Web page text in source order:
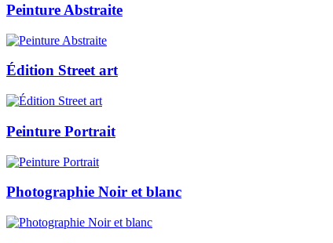
Peinture Abstraite
Édition Street art
Peinture Portrait
Photographie Noir et blanc